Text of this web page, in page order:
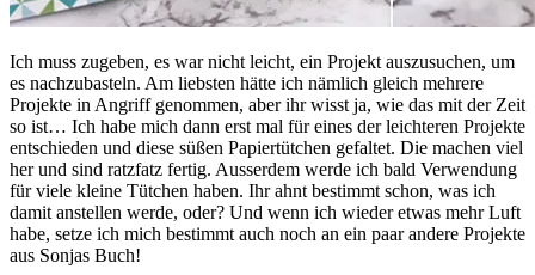
Ich muss zugeben, es war nicht leicht, ein Projekt auszusuchen, um
es nachzubasteln. Am liebsten hätte ich nämlich gleich mehrere
Projekte in Angriff genommen, aber ihr wisst ja, wie das mit der Zeit
so ist… Ich habe mich dann erst mal für eines der leichteren Projekte
entschieden und diese süßen Papiertütchen gefaltet. Die machen viel
her und sind ratzfatz fertig. Ausserdem werde ich bald Verwendung
für viele kleine Tütchen haben. Ihr ahnt bestimmt schon, was ich
damit anstellen werde, oder? Und wenn ich wieder etwas mehr Luft
habe, setze ich mich bestimmt auch noch an ein paar andere Projekte
aus Sonjas Buch!